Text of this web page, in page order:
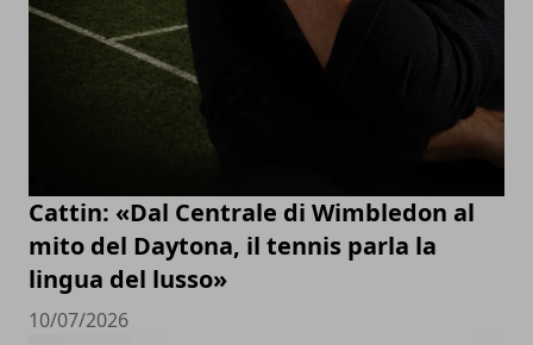
Cattin: «Dal Centrale di Wimbledon al
mito del Daytona, il tennis parla la
lingua del lusso»
10/07/2026